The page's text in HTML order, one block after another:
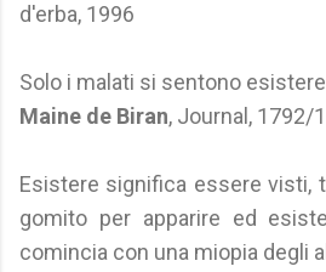
d'erba, 1996
Solo i malati si sentono
Maine de Biran, Journal, 1792/
Esistere significa essere visti,
gomito per apparire ed
comincia con una miopia degli